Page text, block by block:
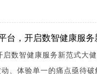
台，开启数智健康服务
数智健康服务新范式大
、体验单一的痛点亟待破